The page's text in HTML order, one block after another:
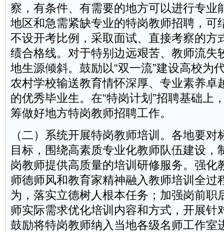
察，有条件、有需要的地方可以进行专业
地区和急需紧缺专业的特岗教师招聘，可
不设开考比例，采取面试、直接考察的方
绩合格线。对于特别边远艰苦、教师流失
地生源倾斜。鼓励以“双一流”建设高校为
农村学校输送教育情怀深厚、专业素养卓
的优秀毕业生。在“特岗计划”招聘基础上
筹做好地方特岗教师招聘工作。
（二）系统开展特岗教师培训。各地要
目标，围绕高素质专业化教师队伍建设，
岗教师提供高质量的培训研修服务。强化
师德师风和教育家精神融入教师培训全过
为，落实立德树人根本任务；加强岗前职
师实际需求优化培训内容和方式，开展针
鼓励将特岗教师纳入当地各级名师工作室